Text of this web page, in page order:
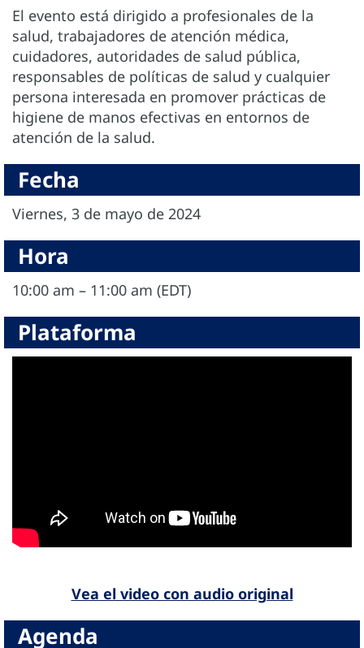
El evento está dirigido a profesionales de la
salud, trabajadores de atención médica,
cuidadores, autoridades de salud pública,
responsables de políticas de salud y cualquier
persona interesada en promover prácticas de
higiene de manos efectivas en entornos de
atención de la salud.
Fecha
Viernes, 3 de mayo de 2024
Hora
10:00 am – 11:00 am (EDT)
Plataforma
Vea el video con audio original
Agenda